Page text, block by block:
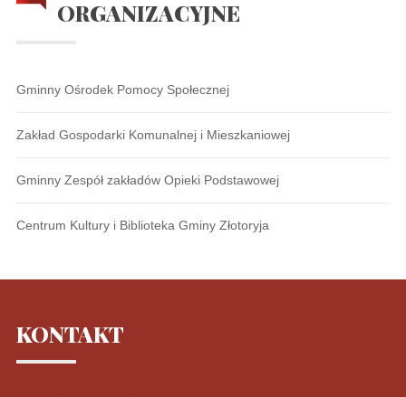
ORGANIZACYJNE
Gminny Ośrodek Pomocy Społecznej
Zakład Gospodarki Komunalnej i Mieszkaniowej
Gminny Zespół zakładów Opieki Podstawowej
Centrum Kultury i Biblioteka Gminy Złotoryja
KONTAKT